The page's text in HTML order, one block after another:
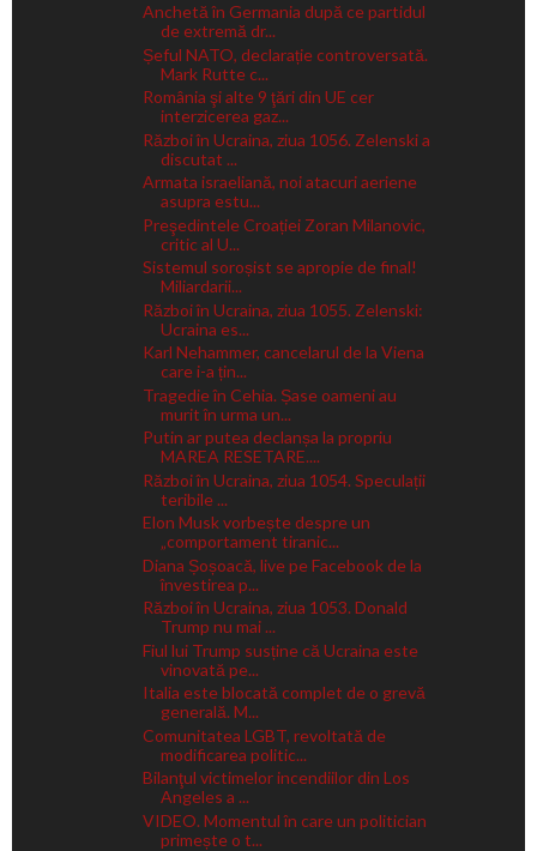
Anchetă în Germania după ce partidul
de extremă dr...
Șeful NATO, declarație controversată.
Mark Rutte c...
România şi alte 9 ţări din UE cer
interzicerea gaz...
Război în Ucraina, ziua 1056. Zelenski a
discutat ...
Armata israeliană, noi atacuri aeriene
asupra estu...
Preşedintele Croației Zoran Milanovic,
critic al U...
Sistemul soroșist se apropie de final!
Miliardarii...
Război în Ucraina, ziua 1055. Zelenski:
Ucraina es...
Karl Nehammer, cancelarul de la Viena
care i-a țin...
Tragedie în Cehia. Șase oameni au
murit în urma un...
Putin ar putea declanșa la propriu
MAREA RESETARE....
Război în Ucraina, ziua 1054. Speculații
teribile ...
Elon Musk vorbește despre un
„comportament tiranic...
Diana Șoșoacă, live pe Facebook de la
învestirea p...
Război în Ucraina, ziua 1053. Donald
Trump nu mai ...
Fiul lui Trump susține că Ucraina este
vinovată pe...
Italia este blocată complet de o grevă
generală. M...
Comunitatea LGBT, revoltată de
modificarea politic...
Bilanţul victimelor incendiilor din Los
Angeles a ...
VIDEO. Momentul în care un politician
primește o t...